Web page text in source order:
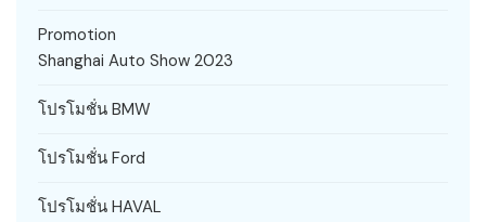
Promotion
Shanghai Auto Show 2023
โปรโมชั่น BMW
โปรโมชั่น Ford
โปรโมชั่น HAVAL